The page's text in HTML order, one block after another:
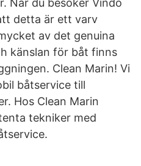
När du besöker Vindö
detta är ett varv
av det genuina
känslan för båt finns
Clean Marin! Vi
båtservice till
Hos Clean Marin
tekniker med